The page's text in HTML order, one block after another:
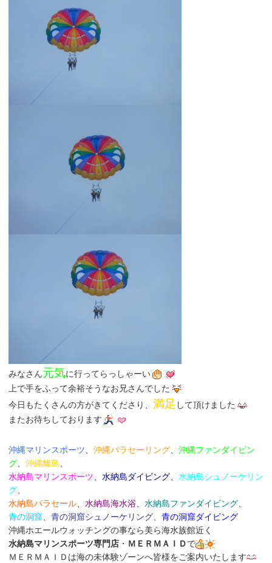
みなさん元気に行ってらっしゃーい
上で手をふって余裕そうなお兄さんでした
今日もたくさんの方がきてくださり、 満足 して頂けました
またお待ちしております
沖縄マリンスポーツ 沖縄パラセーリング
沖縄ファンダイビン
グ
沖縄離島
水納島マリンスポーツ
水納島ダイビング
水納島シュノーケリン
グ
水納島パラセール
水納島海水浴 水納島ファンダイビング
青の洞窟
青の洞窟シュノーケリング
青の洞窟ダイビング
沖縄ホエールウォッチングの事なら美ら海水族館近く
水納島マリンスポーツ専門店 ・ ＭＥＲＭＡＩＤで
ＭＥＲＭＡＩＤは海の未体験ゾーンへ皆様をご案内いたします